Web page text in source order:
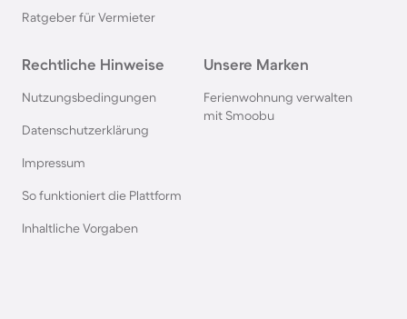
Chalets in der Eifel
Chalets am Ijsselmeer
Ratgeber für Vermieter
Rechtliche Hinweise
Nutzungsbedingungen
Datenschutzerklärung
Impressum
So funktioniert die Plattform
Inhaltliche Vorgaben
Unsere Marken
Ferienwohnung verwalten
mit Smoobu